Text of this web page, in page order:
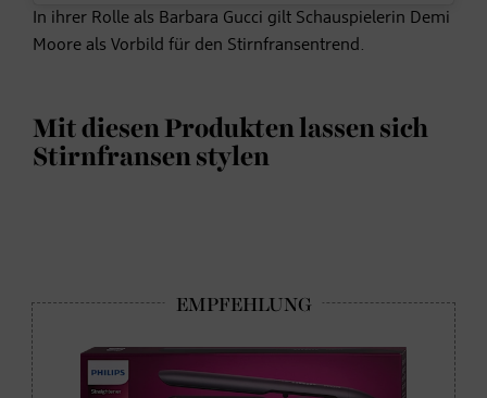
In ihrer Rolle als Barbara Gucci gilt Schauspielerin Demi
Moore als Vorbild für den Stirnfransentrend.
Mit diesen Produkten lassen sich
Stirnfransen stylen